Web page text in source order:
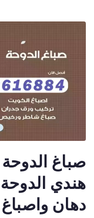
هندي
دهان واصباغ